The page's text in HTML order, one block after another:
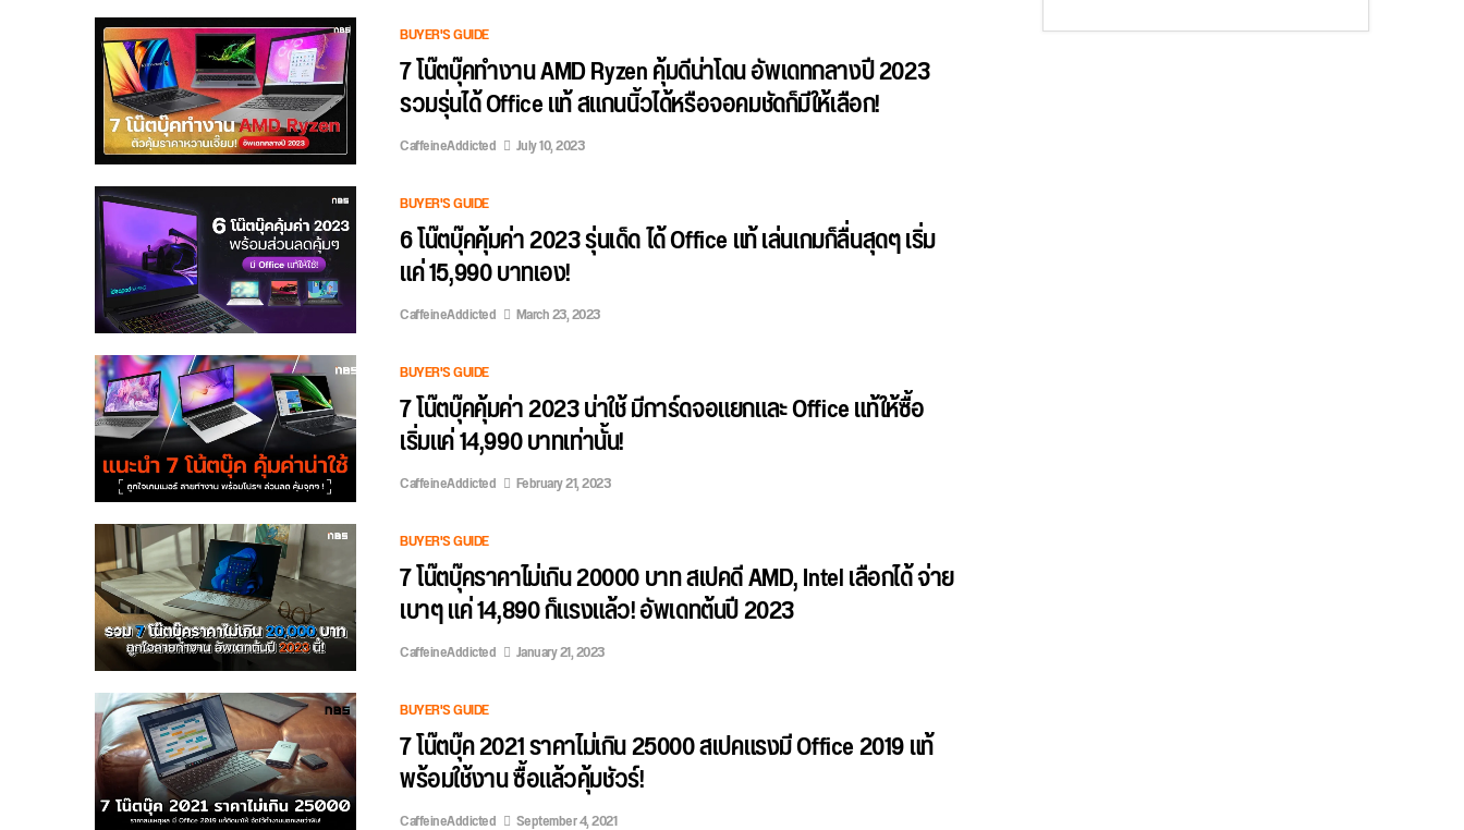
BUYER'S GUIDE
7 โน๊ตบุ๊คทำงาน AMD Ryzen คุ้มดีน่าโดน อัพเดทกลางปี 2023
รวมรุ่นได้ Office แท้ สแกนนิ้วได้หรือจอคมชัดก็มีให้เลือก!
CaffeineAddicted July 10, 2023
BUYER'S GUIDE
6 โน๊ตบุ๊คคุ้มค่า 2023 รุ่นเด็ด ได้ Office แท้ เล่นเกมก็ลื่นสุดๆ เริ่ม
แค่ 15,990 บาทเอง!
CaffeineAddicted March 23, 2023
BUYER'S GUIDE
7 โน๊ตบุ๊คคุ้มค่า 2023 น่าใช้ มีการ์ดจอแยกและ Office แท้ให้ซื้อ
เริ่มแค่ 14,990 บาทเท่านั้น!
CaffeineAddicted February 21, 2023
BUYER'S GUIDE
7 โน๊ตบุ๊คราคาไม่เกิน 20000 บาท สเปคดี AMD, Intel เลือกได้ จ่าย
เบาๆ แค่ 14,890 ก็แรงแล้ว! อัพเดทต้นปี 2023
CaffeineAddicted January 21, 2023
BUYER'S GUIDE
7 โน๊ตบุ๊ค 2021 ราคาไม่เกิน 25000 สเปคแรงมี Office 2019 แท้
พร้อมใช้งาน ซื้อแล้วคุ้มชัวร์!
CaffeineAddicted September 4, 2021